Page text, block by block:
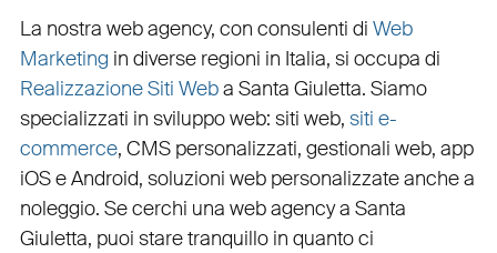
La nostra web agency, con consulenti di Web
Marketing in diverse regioni in Italia, si occupa di
Realizzazione Siti Weba Santa Giuletta. Siamo
specializzati in sviluppo web: siti web, siti e-
commerce, CMS personalizzati, gestionali web, app
iOS e Android, soluzioni web personalizzateanche a
noleggio. Se cerchi una web agency a Santa
Giuletta, puoi stare tranquillo in quanto ci